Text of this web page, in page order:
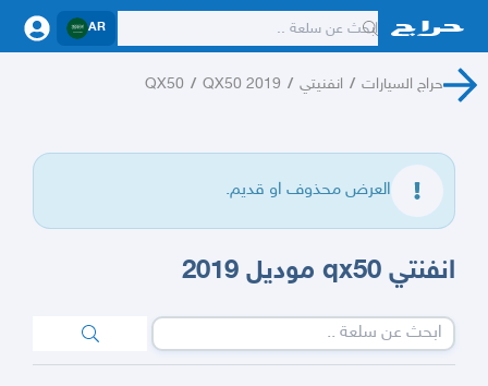
AR
حراج السيارات / انفنيتي /
QX50 2019
/
QX50
العرض محذوف او قديم.
انفنتي qx50 موديل 2019